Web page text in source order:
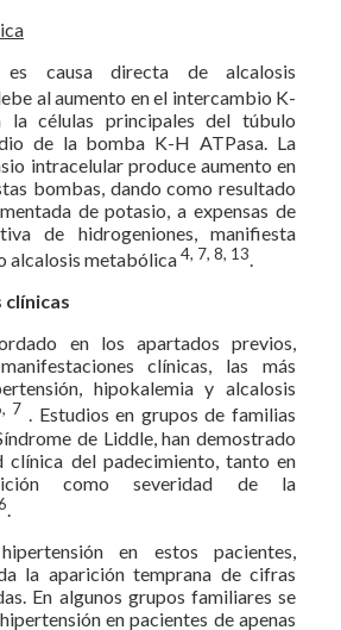
es causa directa de alcalosis
al aumento en el intercambio K-
células principales del túbulo
de la bomba K-H ATPasa. La
intracelular produce aumento en
bombas, dando como resultado
de potasio, a expensas de
de hidrogeniones, manifiesta
alcalosis metabólica4, 7, 8, 13.
en los apartados previos,
clínicas, las más
hipokalemia y alcalosis
7 . Estudios en grupos de familias
de Liddle, han demostrado
clínica del padecimiento, tanto en
como severidad de la
.
en estos pacientes,
la aparición temprana de cifras
En algunos grupos familiares se
en pacientes de apenas